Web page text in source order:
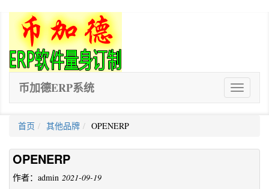
ERP
软
币加德ERP系统
首页 其他品牌 OPENERP
OPENERP
作者：admin 2021-09-19